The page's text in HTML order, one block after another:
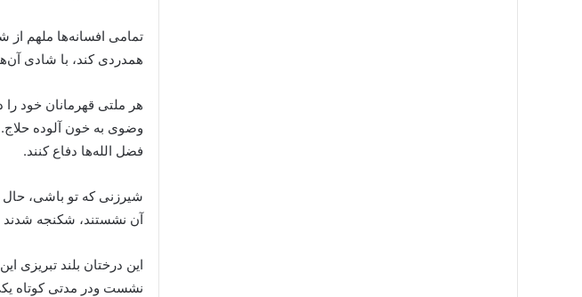
تمامی افسانه‌ها ملهم از
همدردی کند، با شادی
هر ملتی قهرمانان خود
وضوی به خون آلوده حلاج.
فضل الله‌ها دفاع کنند.
شیرزنی که تو باشی، حال
آن نشستند، شکنجه شدند
این درختان بلند تبریزی
نشست ودر مدتی کوتاه